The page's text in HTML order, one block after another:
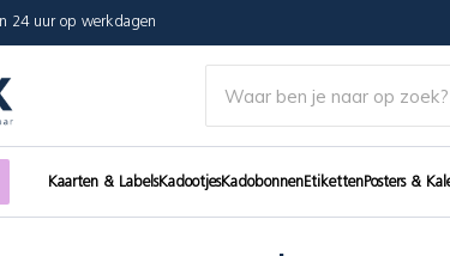
24 uur op werkdagen
Kaarten & LabelsKadootjesKadobonnenEtikettenPosters &